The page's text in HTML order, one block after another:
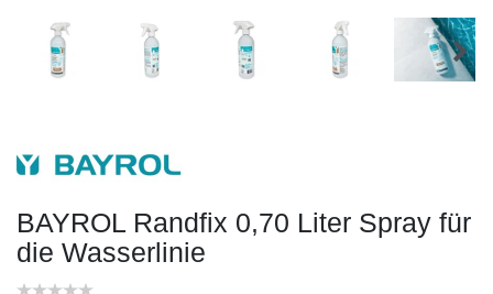
BAYROL Randfix 0,70 Liter Spray für
die Wasserlinie